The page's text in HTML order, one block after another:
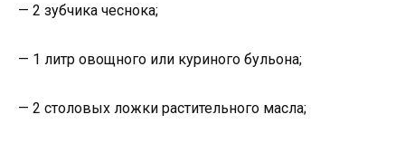
— 2 зубчика чеснока;
— 1 литр овощного или куриного бульона;
— 2 столовых ложки растительного масла;